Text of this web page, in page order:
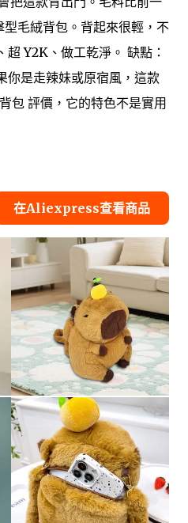
毛絨背包。背起來很輕，不
超 Y2K、做工乾淨。 缺點：
你是走辣妹或原宿風，這款
包 評價，它的特色不是實用
在Aliexpress查看商品